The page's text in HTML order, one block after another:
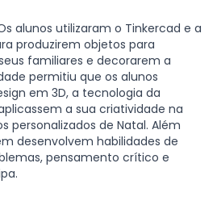
alunos utilizaram o Tinkercad e a
produzirem objetos para
familiares e decorarem a
permitiu que os alunos
em 3D, a tecnologia da
a sua criatividade na
personalizados de Natal. Além
desenvolvem habilidades de
pensamento crítico e